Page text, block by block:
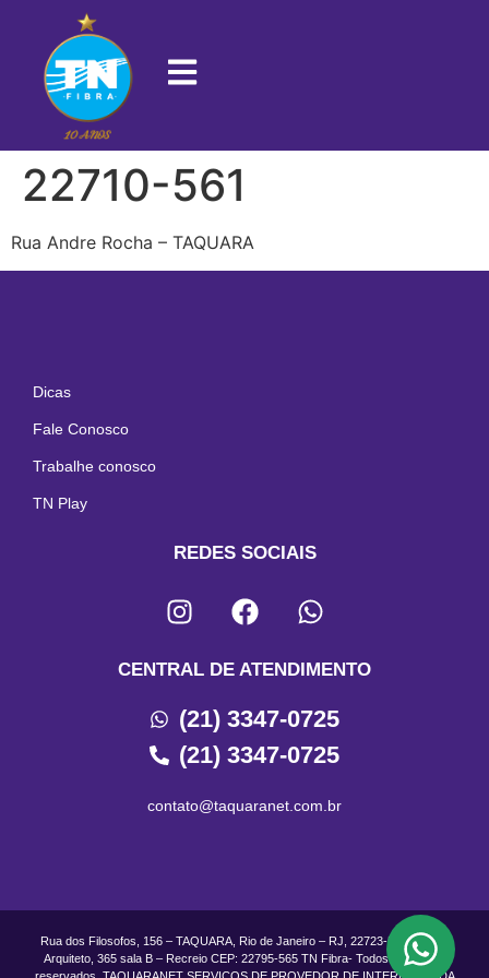
22710-561
Rua Andre Rocha – TAQUARA
Dicas
Fale Conosco
Trabalhe conosco
TN Play
REDES SOCIAIS
CENTRAL DE ATENDIMENTO
(21) 3347-0725
(21) 3347-0725
contato@taquaranet.com.br
Rua dos Filosofos, 156 – TAQUARA, Rio de Janeiro – RJ, 22723-500 Rua do
Arquiteto, 365 sala B – Recreio CEP: 22795-565 TN Fibra- Todos os direitos
reservados. TAQUARANET SERVICOS DE PROVEDOR DE INTERNET LTDA